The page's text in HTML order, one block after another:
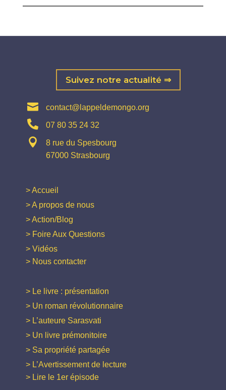
Suivez notre actualité ⇒
 contact@lappeldemongo.org
 07 80 35 24 32

8 rue du Spesbourg
67000 Strasbourg
> Accueil
> A propos de nous
> Action/Blog
> Foire Aux Questions
> Vidéos
> Nous contacter
> Le livre : présentation
> Un roman révolutionnaire
> L’auteure Sarasvati
> Un livre prémonitoire
> Sa propriété partagée
> L’Avertissement de lecture
> Lire le 1er épisode